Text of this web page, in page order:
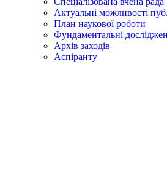
Актуальні можливості
План наукової роботи
Фундаментальні
Архів заходів
Аспіранту